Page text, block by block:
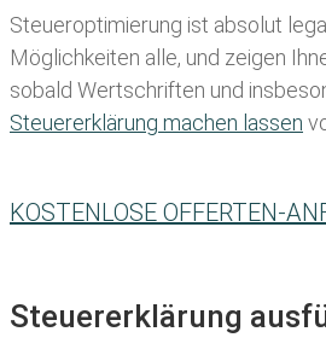
Steueroptimierung ist absolut
Möglichkeiten alle, und zeigen
sobald Wertschriften und
Steuererklärung machen lassen
KOSTENLOSE OFFERTEN-
Steuererklärung